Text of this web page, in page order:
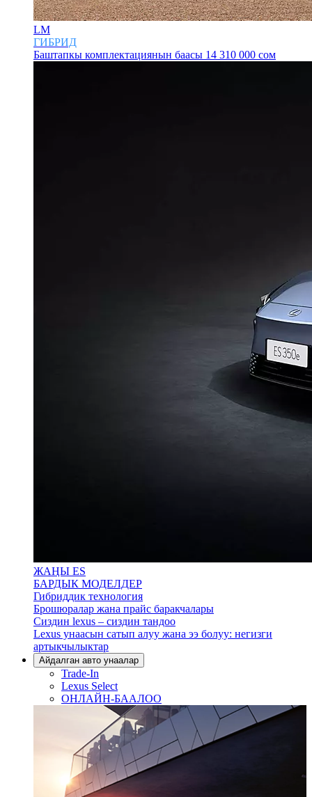
LM
ГИБРИД
Баштапкы комплектациянын баасы 14 310 000 сом
ЖАҢЫ ES
БАРДЫК МОДЕЛДЕР
Гибриддик технология
Брошюралар жана прайс баракчалары
Сиздин lexus – сиздин тандоо
Lexus унаасын сатып алуу жана ээ болуу: негизги
артыкчылыктар
Айдалган авто унаалар
Trade-In
Lexus Select
ОНЛАЙН-БААЛОО